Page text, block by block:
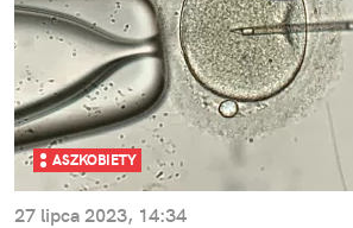
ASZKOBIETY
27 lipca 2023, 14:34